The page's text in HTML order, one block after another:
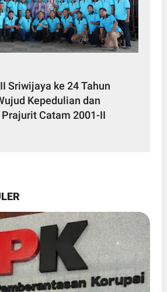
ke 24 Tahun
Kepedulian dan
Catam 2001-II